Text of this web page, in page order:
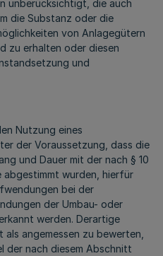
unberücksichtigt, die auch
die Substanz oder die
von Anlagegütern
zu erhalten oder diesen
und
Nutzung eines
der Voraussetzung, dass die
und Dauer mit der nach § 10
abgestimmt wurden, hierfür
bei der
der Umbau- oder
werden. Derartige
angemessen zu bewerten,
der nach diesem Abschnitt